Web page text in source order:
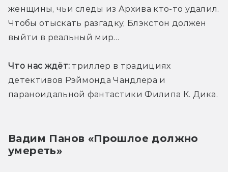
женщины, чьи следы из Архива кто-то удалил.
Чтобы отыскать разгадку, Блэкстон должен
выйти в реальный мир…
Что нас ждёт: триллер в традициях
детективов Рэймонда Чандлера и
параноидальной фантастики Филипа К. Дика.
Вадим Панов «Прошлое должно
умереть»